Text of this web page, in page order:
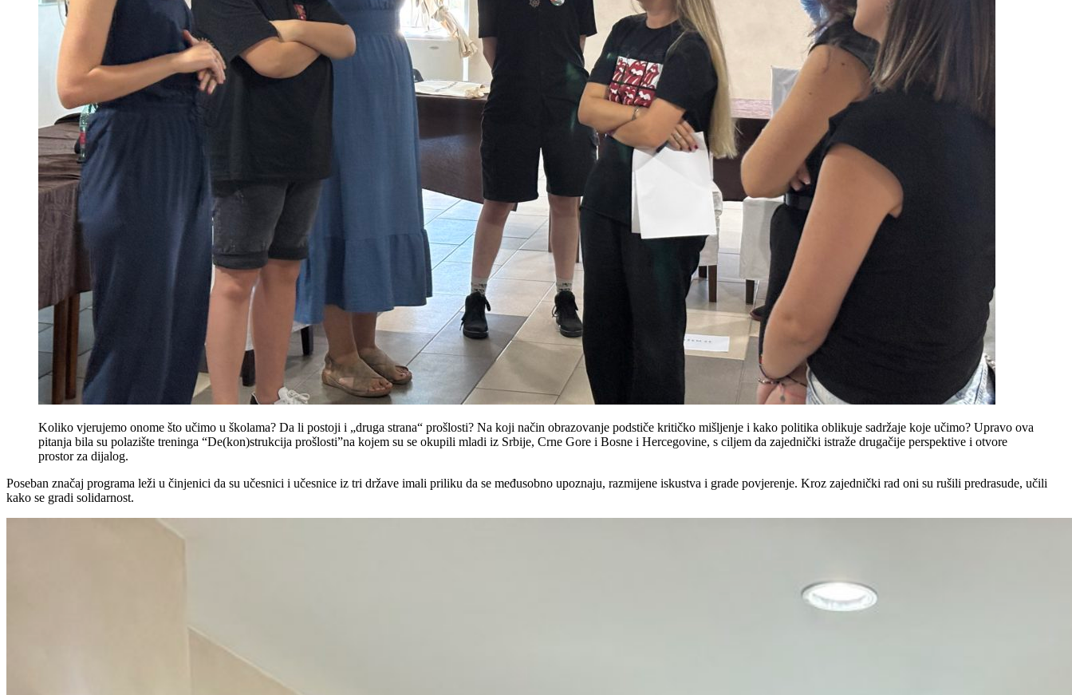
Koliko vjerujemo onome što učimo u školama? Da li postoji i „druga strana“ prošlosti? Na koji način obrazovanje podstiče kritičko mišljenje i kako politika oblikuje sadržaje koje učimo? Upravo ova
pitanja bila su polazište treninga “De(kon)strukcija prošlosti”na kojem su se okupili mladi iz Srbije, Crne Gore i Bosne i Hercegovine, s ciljem da zajednički istraže drugačije perspektive i otvore
prostor za dijalog.
Poseban značaj programa leži u činjenici da su učesnici i učesnice iz tri države imali priliku da se međusobno upoznaju, razmijene iskustva i grade povjerenje. Kroz zajednički rad oni su rušili predrasude, učili
kako se gradi solidarnost.